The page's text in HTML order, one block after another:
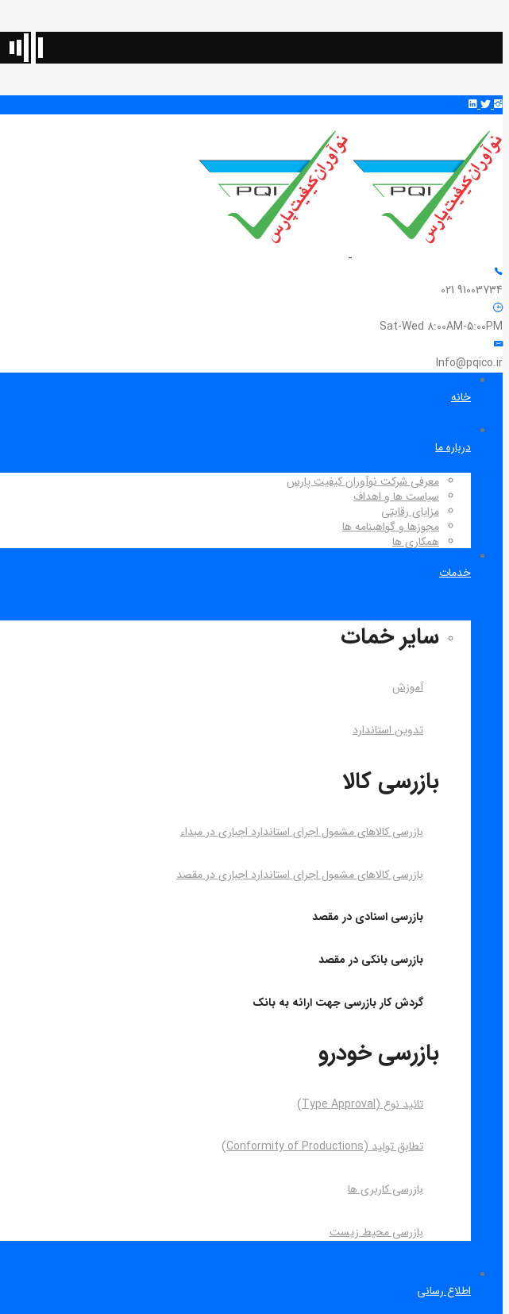
91003734 021
Sat-Wed 8:00AM-5:00PM
Info@pqico.ir
خانه
درباره ما
معرفی شرکت نوآوران کیفیت پارس
سیاست ها و اهداف
مزایای رقابتی
مجوزها و گواهینامه ها
همکاری ها
خدمات
سایر خمات
آموزش
تدوین استاندارد
بازرسی کالا
بازرسی کالاهای مشمول اجرای استاندارد اجباری در مبداء
بازرسی کالاهای مشمول اجرای استاندارد اجباری در مقصد
بازرسی اسنادی در مقصد
بازرسی بانکی در مقصد
گردش کار بازرسی جهت ارائه به بانک
بازرسی خودرو
تائید نوع (Type Approval)
تطابق تولید (Conformity of Productions)
بازرسی کاربری ها
بازرسی محیط زیست
اطلاع رسانی